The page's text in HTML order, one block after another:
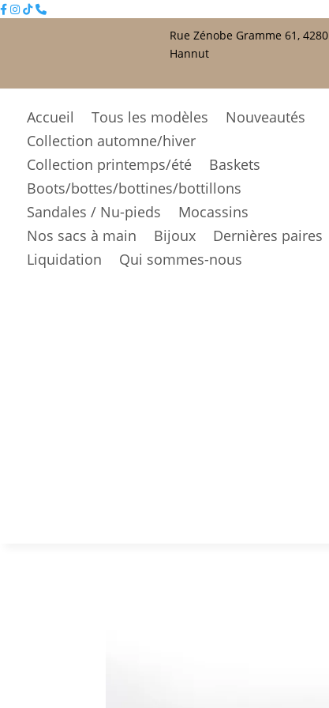
Rue Zénobe Gramme 61, 4280
Hannut
Accueil Tous les modèles
Nouveautés
Collection automne/hiver
Collection printemps/été
Baskets
Boots/bottes/bottines/bottillons
Sandales / Nu-pieds
Mocassins
Nos sacs à main
Bijoux
Dernières paires
Liquidation
Qui sommes-nous